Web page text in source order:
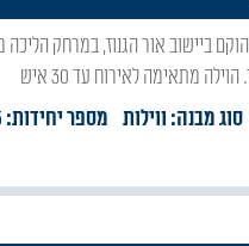
סוג מבנה: ווילות מספר יחידות: 13